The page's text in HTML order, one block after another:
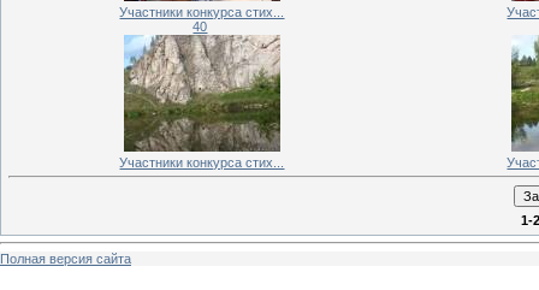
Участники конкурса стих...
40
Участники конкурса стих...
1-
Полная версия сайта